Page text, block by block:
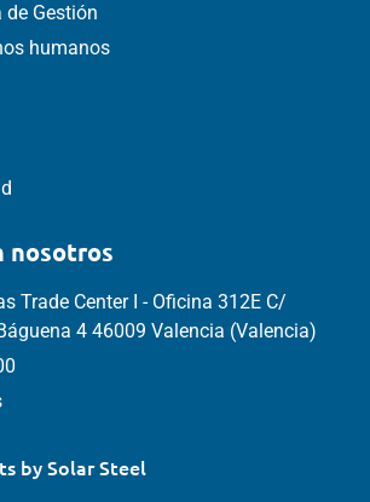
Gestión
humanos
nosotros
Trade Center I - Oficina 312E C/
4 46009 Valencia (Valencia)
by Solar Steel